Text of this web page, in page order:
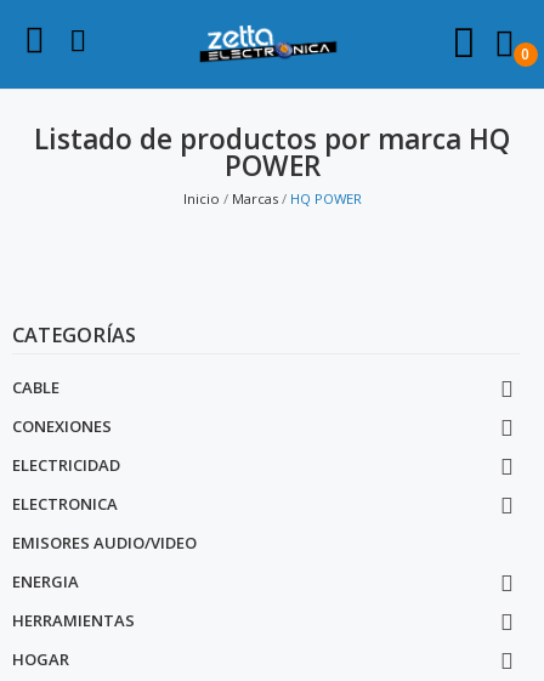
0
Listado de productos por marca HQ
POWER
Inicio Marcas HQ POWER
CATEGORÍAS
CABLE 
CONEXIONES 
ELECTRICIDAD 
ELECTRONICA 
EMISORES AUDIO/VIDEO
ENERGIA

HERRAMIENTAS 
HOGAR 